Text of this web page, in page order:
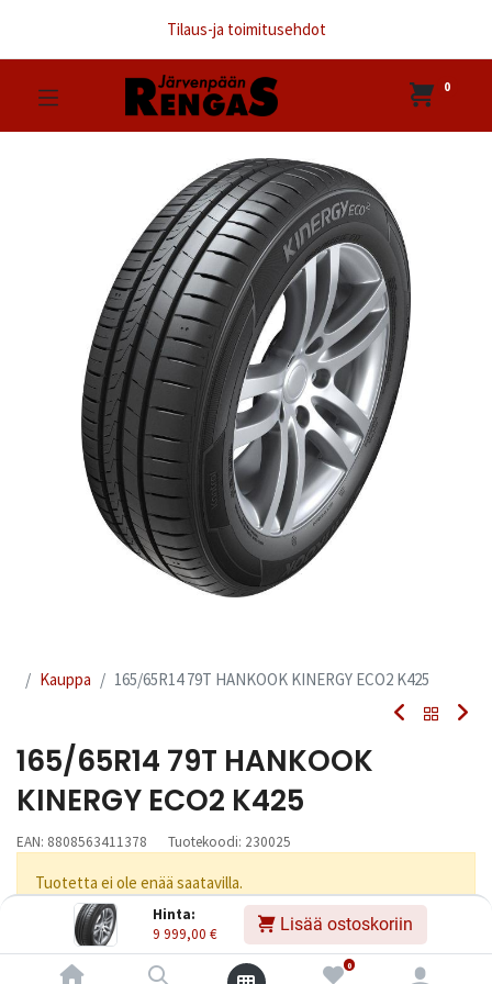
Hinta:
9 999,00 € Lisää ostoskoriin
0
Tilaus-ja toimitusehdot
0
Kauppa 165/65R14 79T HANKOOK KINERGY ECO2 K425
165/65R14 79T HANKOOK
KINERGY ECO2 K425
EAN: 8808563411378 Tuotekoodi: 230025
Tuotetta ei ole enää saatavilla.
Jaa